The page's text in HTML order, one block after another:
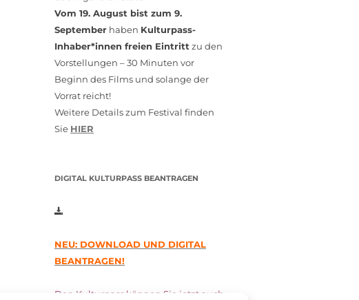
Vom 19. August bist zum 9.
September haben Kulturpass-
Inhaber*innen freien Eintritt zu den
Vorstellungen – 30 Minuten vor
Beginn des Films und solange der
Vorrat reicht!
Weitere Details zum Festival finden
Sie HIER
DIGITAL KULTURPASS BEANTRAGEN
NEU: DOWNLOAD UND DIGITAL
BEANTRAGEN!
Den Kulturpass können Sie jetzt auch